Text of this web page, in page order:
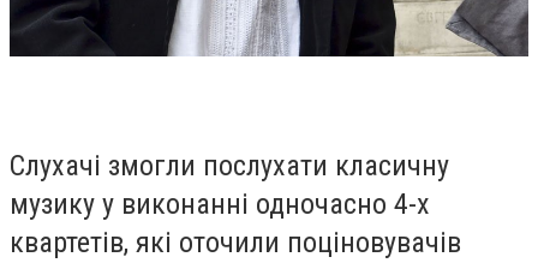
Слухачі змогли послухати класичну
музику у виконанні одночасно 4-х
квартетів, які оточили поціновувачів